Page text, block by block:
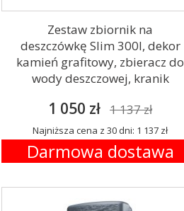
Zestaw zbiornik na
deszczówkę Slim 300l, dekor
kamień grafitowy, zbieracz do
wody deszczowej, kranik
1 050 zł 1 137 zł
Najniższa cena z 30 dni: 1 137 zł
Darmowa dostawa